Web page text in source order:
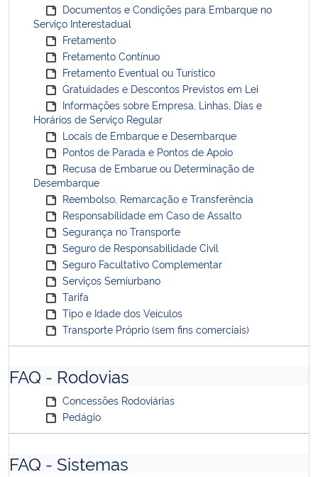
Documentos e Condições para Embarque no
Serviço Interestadual
Fretamento
Fretamento Contínuo
Fretamento Eventual ou Turístico
Gratuidades e Descontos Previstos em Lei
Informações sobre Empresa, Linhas, Dias e
Horários de Serviço Regular
Locais de Embarque e Desembarque
Pontos de Parada e Pontos de Apoio
Recusa de Embarue ou Determinação de
Desembarque
Reembolso, Remarcação e Transferência
Responsabilidade em Caso de Assalto
Segurança no Transporte
Seguro de Responsabilidade Civil
Seguro Facultativo Complementar
Serviços Semiurbano
Tarifa
Tipo e Idade dos Veículos
Transporte Próprio (sem fins comerciais)
FAQ - Rodovias
Concessões Rodoviárias
Pedágio
FAQ - Sistemas